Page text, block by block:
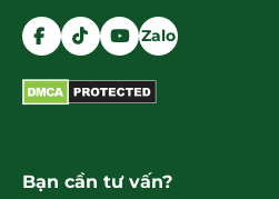
Zalo
Bạn cần tư vấn?